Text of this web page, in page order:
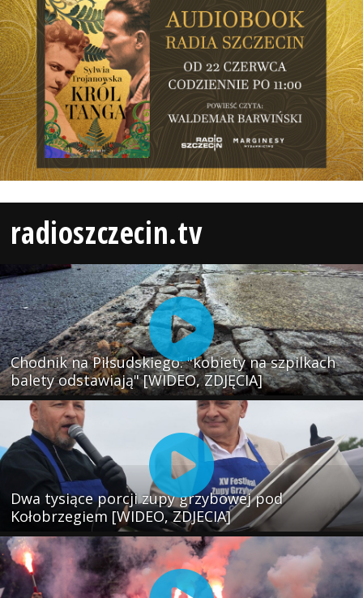
radioszczecin.tv
Chodnik na Piłsudskiego: "kobiety na szpilkach
balety odstawiają" [WIDEO, ZDJĘCIA]
Dwa tysiące porcji zupy grzybowej pod
Kołobrzegiem [WIDEO, ZDJECIA]